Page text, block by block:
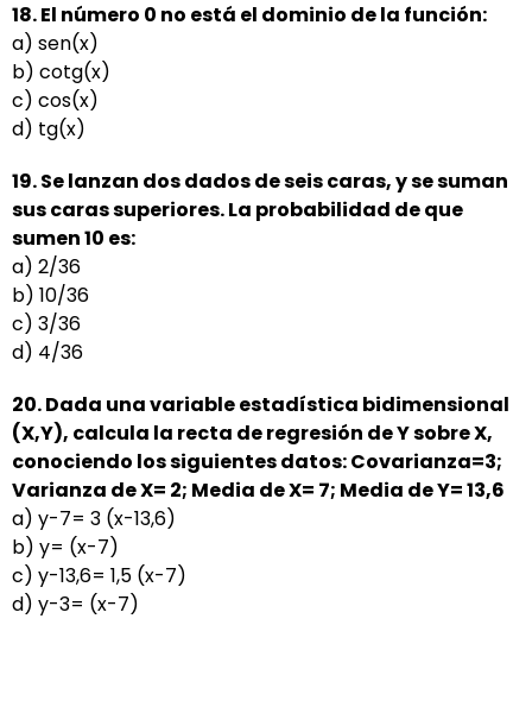
18. El número 0 no está el dominio de la función:
a) sen(x)
b) cotg(x)
c) cos(x)
d) tg(x)
19. Se lanzan dos dados de seis caras, y se suman
sus caras superiores. La probabilidad de que
sumen10 es:
a) 2/36
b) 10/36
c) 3/36
d) 4/36
20. Dada una variable estadística bidimensional
(X,Y), calcula la recta de regresión de Y sobre X,
conociendo los siguientes datos: Covarianza=3;
Varianza de X= 2; Media de X= 7; Media de Y= 13,6
a) y-7= 3 (x-13,6)
b) y= (x-7)
c) y-13,6= 1,5 (x-7)
d) y-3= (x-7)